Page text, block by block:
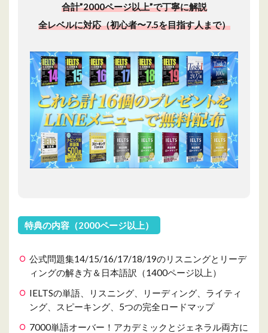
合計”2000ページ以上”で丁寧に解説
全レベルに対応（初心者〜7.5を目指す人まで）
特典の内容（2000ページ以上）
公式問題集14/15/16/17/18/19のリスニングとリーデ
ィングの解き方＆日本語訳（1400ページ以上）
IELTSの単語、リスニング、リーディング、ライティ
ング、スピーキング、5つの完全ロードマップ
7000単語オーバー！アカデミックとジェネラル両方に